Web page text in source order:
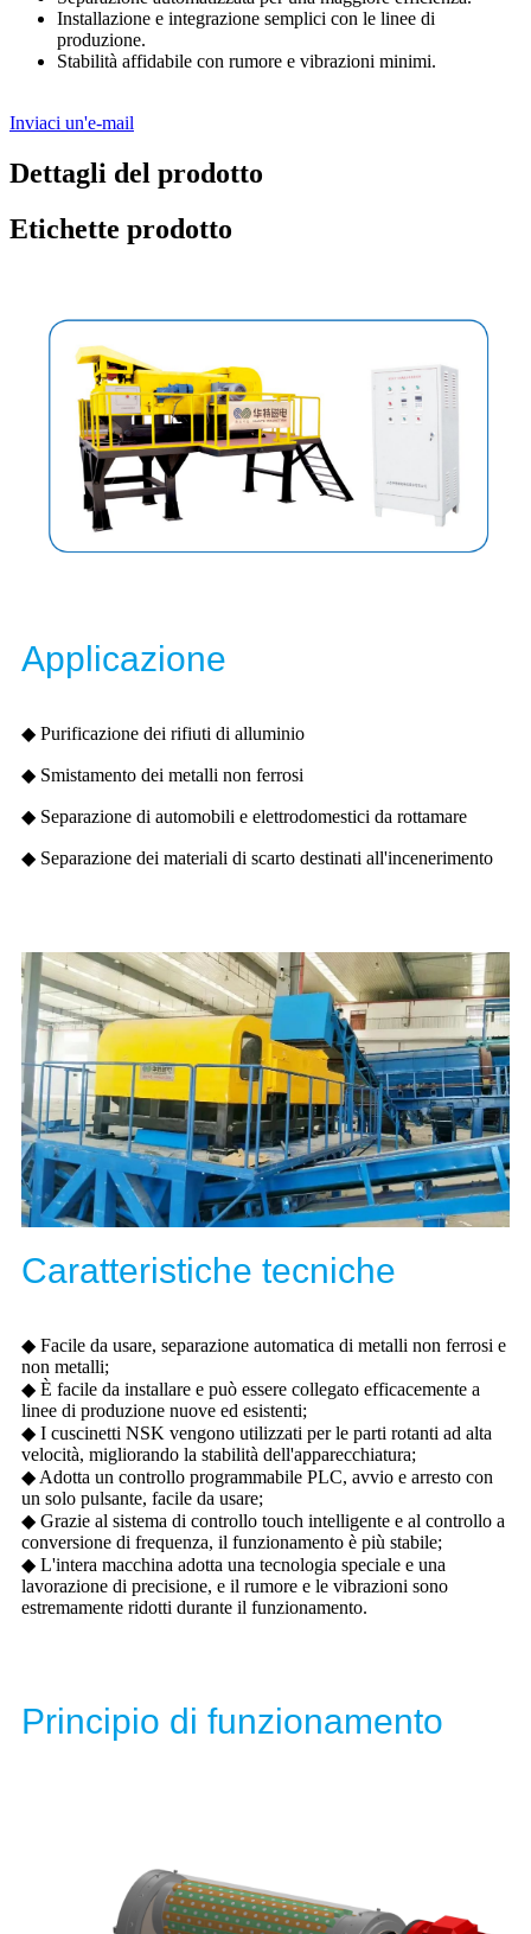
Installazione e integrazione semplici con le linee di
produzione.
Stabilità affidabile con rumore e vibrazioni minimi.
Inviaci un'e-mail
Dettagli del prodotto
Etichette prodotto
Applicazione
◆ Purificazione dei rifiuti di alluminio
◆ Smistamento dei metalli non ferrosi
◆ Separazione di automobili e elettrodomestici da rottamare
◆ Separazione dei materiali di scarto destinati all'incenerimento
Caratteristiche tecniche
◆ Facile da usare, separazione automatica di metalli non ferrosi e
non metalli;
◆ È facile da installare e può essere collegato efficacemente a
linee di produzione nuove ed esistenti;
◆ I cuscinetti NSK vengono utilizzati per le parti rotanti ad alta
velocità, migliorando la stabilità dell'apparecchiatura;
◆ Adotta un controllo programmabile PLC, avvio e arresto con
un solo pulsante, facile da usare;
◆ Grazie al sistema di controllo touch intelligente e al controllo a
conversione di frequenza, il funzionamento è più stabile;
◆ L'intera macchina adotta una tecnologia speciale e una
lavorazione di precisione, e il rumore e le vibrazioni sono
estremamente ridotti durante il funzionamento.
Principio di funzionamento